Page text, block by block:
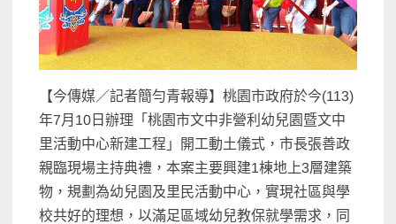
【今傳媒／記者簡勻青報導】桃園市政府於今(113)
年7月10日辦理「桃園市文中非營利幼兒園暨文中
里活動中心新建工程」開工動土儀式，市長張善政
親臨現場主持典禮，本案主要興建1棟地上3層建築
物，規劃為幼兒園及里民活動中心，實現社區與學
校共好的理想，以滿足區域幼兒教保就學需求，同